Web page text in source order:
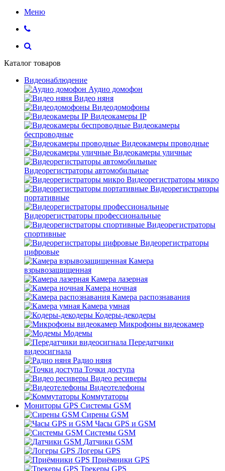
Меню
Каталог товаров
Видеонаблюдение
Аудио домофон
Видео няня
Видеодомофоны
Видеокамеры IP
Видеокамеры
беспроводные
Видеокамеры проводные
Видеокамеры уличные
Видеорегистраторы автомобильные
Видеорегистраторы микро
Видеорегистраторы
портативные
Видеорегистраторы профессиональные
Видеорегистраторы
спортивные
Видеорегистраторы
цифровые
Камера
взрывозащищенная
Камера лазерная
Камера ночная
Камера распознавания
Камера умная
Кодеры-декодеры
Микрофоны видеокамер
Модемы
Передатчики
видеосигнала
Радио няня
Точки доступа
Видео ресиверы
Видеотелефоны
Коммутаторы
Мониторы GPS Системы GSM
Сирены GSM
Часы GPS и GSM
Системы GSM
Датчики GSM
Логеры GPS
Приёмники GPS
Трекеры GPS